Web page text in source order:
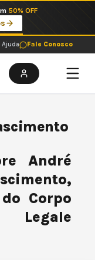
50% OFF
Ajuda Fale Conosco
André
Corpo